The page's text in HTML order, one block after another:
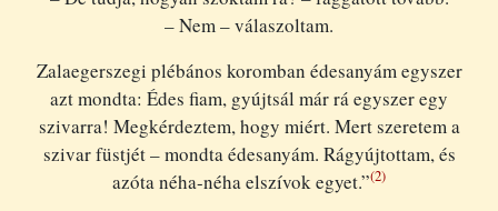
– Nem – válaszoltam.
Zalaegerszegi plébános koromban édesanyám egyszer
azt mondta: Édes fiam, gyújtsál már rá egyszer egy
szivarra! Megkérdeztem, hogy miért. Mert szeretem a
szivar füstjét – mondta édesanyám. Rágyújtottam, és
azóta néha-néha elszívok egyet.”(2)